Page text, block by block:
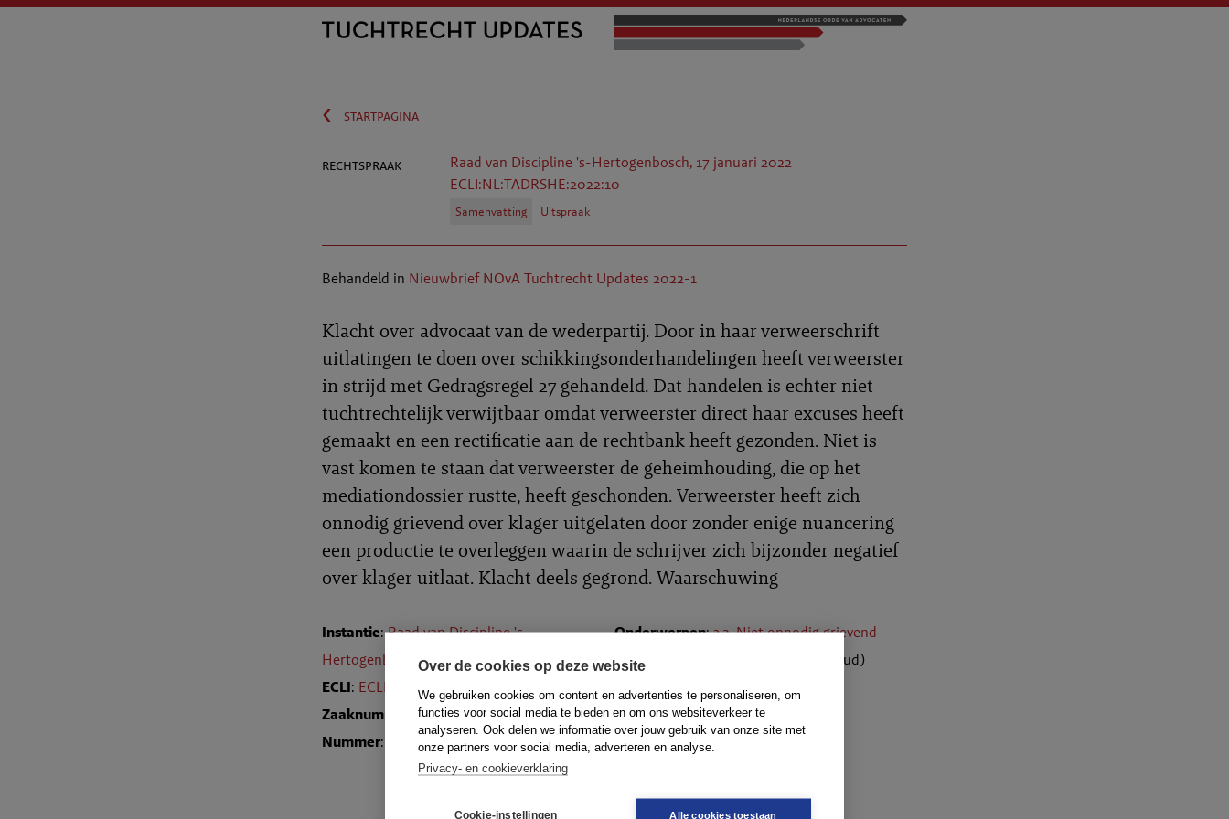
Over de cookies op deze website
We gebruiken cookies om content en advertenties te personaliseren, om
functies voor social media te bieden en om ons websiteverkeer te
analyseren. Ook delen we informatie over jouw gebruik van onze site met
onze partners voor social media, adverteren en analyse.
Privacy- en cookieverklaring
Cookie-instellingen Alle cookies toestaan
‹ startpagina
rechtspraak
Raad van Discipline 's-Hertogenbosch, 17 januari 2022
ECLI:NL:TADRSHE:2022:10
Samenvatting Uitspraak
Behandeld in Nieuwbrief NOvA Tuchtrecht Updates 2022-1
Klacht over advocaat van de wederpartij. Door in haar verweerschrift
uitlatingen te doen over schikkingsonderhandelingen heeft verweerster
in strijd met Gedragsregel 27 gehandeld. Dat handelen is echter niet
tuchtrechtelijk verwijtbaar omdat verweerster direct haar excuses heeft
gemaakt en een rectificatie aan de rechtbank heeft gezonden. Niet is
vast komen te staan dat verweerster de geheimhouding, die op het
mediationdossier rustte, heeft geschonden. Verweerster heeft zich
onnodig grievend over klager uitgelaten door zonder enige nuancering
een productie te overleggen waarin de schrijver zich bijzonder negatief
over klager uitlaat. Klacht deels gegrond. Waarschuwing
Instantie:Raad van Discipline 's-
Hertogenbosch
ECLI: ECLI:NL:TADRSHE:2022:10
Zaaknummer
: 21-589/DB/ZWB
Nummer: TR-2022-0028
Onderwerpen:3.2. Niet onnodig grievend
Gedragsregels
: gedragsregel 7 (31 oud)